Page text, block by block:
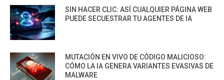
SIN HACER CLIC: ASÍ CUALQUIER PÁGINA WEB
PUEDE SECUESTRAR TU AGENTES DE IA
MUTACIÓN EN VIVO DE CÓDIGO MALICIOSO:
CÓMO LA IA GENERA VARIANTES EVASIVAS DE
MALWARE